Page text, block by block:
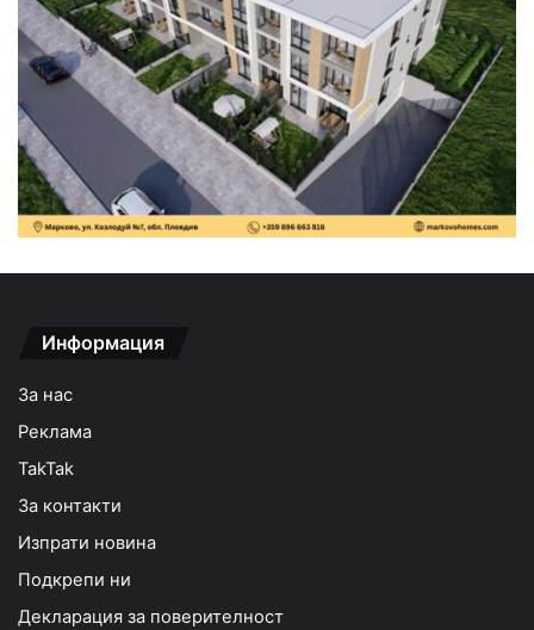
Информация
За нас
Реклама
TakTak
За контакти
Изпрати новина
Подкрепи ни
Декларация за поверителност